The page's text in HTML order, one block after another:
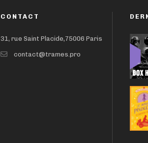
CONTACT
31, rue Saint Placide,75006 Paris
contact@trames.pro